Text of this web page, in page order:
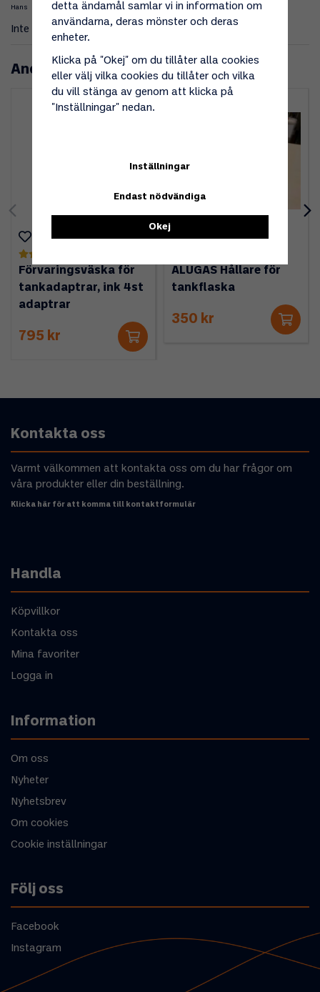
Hans
Inte monterat ännu.
Andra köpte även
Förvaringsväska för
tankadaptrar, ink 4st
adaptrar
795 kr
ALUGAS Hållare för
tankflaska
350 kr
Kontakta oss
Varmt välkommen att kontakta oss om du har frågor om
våra produkter eller din beställning.
Klicka här för att komma till kontaktformulär
Handla
Köpvillkor
Kontakta oss
Mina favoriter
Logga in
Information
Om oss
Nyheter
Nyhetsbrev
Om cookies
Cookie inställningar
Följ oss
Facebook
Instagram
detta ändamål samlar vi in information om
användarna, deras mönster och deras
enheter.
Klicka på "Okej" om du tillåter alla cookies
eller välj vilka cookies du tillåter och vilka
du vill stänga av genom att klicka på
"Inställningar" nedan.
Inställningar
Endast nödvändiga
Okej